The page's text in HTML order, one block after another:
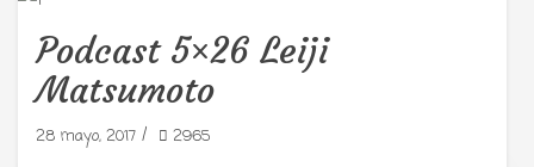
Podcast 5×26 Leiji
Matsumoto
28 mayo, 2017 / 2965